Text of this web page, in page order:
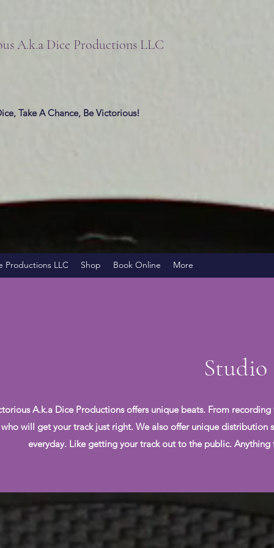
A.k.a Dice Productions LLC
Take A Chance, Be Victorious!
Productions LLC Shop Book Online More
Studio
A.k.a Dice Productions offers unique beats. From
who will get your track just right. We also offer unique distribution
everyday. Like getting your track out to the public.